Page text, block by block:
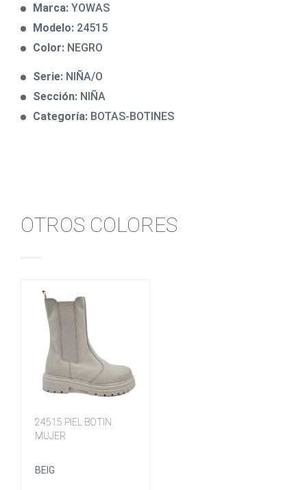
Marca: YOWAS
Modelo: 24515
Color: NEGRO
Serie: NIÑA/O
Sección: NIÑA
Categoría: BOTAS-BOTINES
OTROS COLORES
24515 PIEL BOTIN
MUJER
BEIG